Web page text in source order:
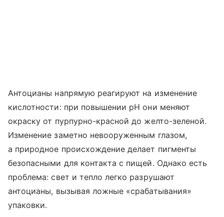
Антоцианы напрямую реагируют на изменение
кислотности: при повышении pH они меняют
окраску от пурпурно-красной до желто-зеленой.
Изменение заметно невооруженным глазом,
а природное происхождение делает пигменты
безопасными для контакта с пищей. Однако есть
проблема: свет и тепло легко разрушают
антоцианы, вызывая ложные «срабатывания»
упаковки.